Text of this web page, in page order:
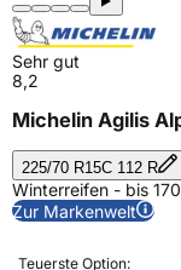
Sehr gut
8,2
Michelin Agilis
225/70 R15C 112 R
Winterreifen - bis
Zur Markenwelt
Teuerste Option: